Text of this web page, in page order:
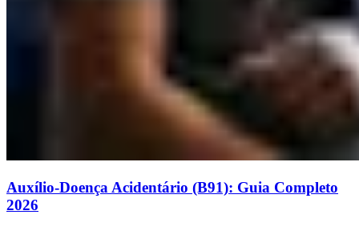
Auxílio-Doença Acidentário (B91): Guia Completo
2026